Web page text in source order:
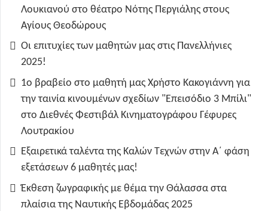
Λουκιανού στο θέατρο Νότης Περγιάλης στους
Αγίους Θεοδώρους
Οι επιτυχίες των μαθητών μας στις Πανελλήνιες
2025!
1ο βραβείο στο μαθητή μας Χρήστο Κακογιάννη για
την ταινία κινουμένων σχεδίων "Επεισόδιο 3 Μπίλι"
στο Διεθνές Φεστιβάλ Κινηματογράφου Γέφυρες
Λουτρακίου
Εξαιρετικά ταλέντα της Καλών Τεχνών στην Α΄ φάση
εξετάσεων 6 μαθητές μας!
Έκθεση ζωγραφικής με θέμα την Θάλασσα στα
πλαίσια της Ναυτικής Εβδομάδας 2025